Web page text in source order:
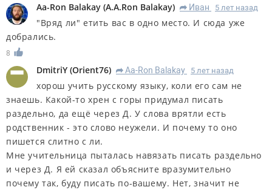
Aa-Ron Balakay (A.A.Ron Balakay) R Иван 5 лет назад
"Вряд ли" етить вас в одно место. И сюда уже
добрались.
8
DmitriY (Orient76) R Aa-Ron Balakay 5 лет назад
хорош учить русскому языку, коли его сам не
знаешь. Какой-то хрен с горы придумал писать
раздельно, да ещё через Д. У слова врятли есть
родственник - это слово неужели. И почему то оно
пишется слитно с ли.
Мне учительница пыталась навязать писать раздельно
и через Д. Я ей сказал объясните вразумительно
почему так, буду писать по-вашему. Нет, значит не